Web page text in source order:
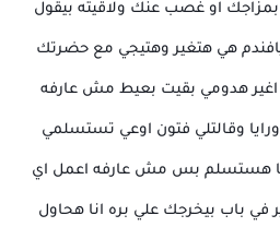
او غصب عنك ولاقيته بيقول
يافندم هي هتغير وهتيجي مع حضرتك
اغير هدومي بقيت بعيط مش عارفه
وقالتلي فتون اوعي تستسلمي
ما هستسلم بس مش عارفه اعمل اي
في باب بيخرجك علي بره انا هحاول